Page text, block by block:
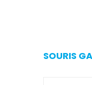
SOURIS